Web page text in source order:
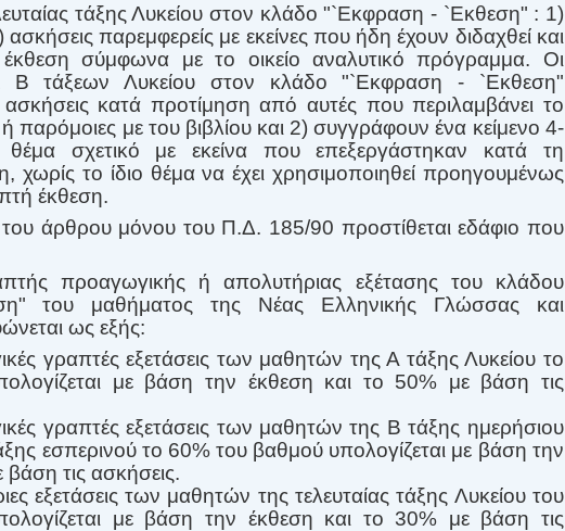
τάξης Λυκείου στον κλάδο "`Εκφραση - `Εκθεση" : 1)
παρεμφερείς με εκείνες που ήδη έχουν διδαχθεί και
σύμφωνα με το οικείο αναλυτικό πρόγραμμα. Οι
Β τάξεων Λυκείου στον κλάδο "`Εκφραση - `Εκθεση"
κατά προτίμηση από αυτές που περιλαμβάνει το
ή παρόμοιες με του βιβλίου και 2) συγγράφουν ένα κείμενο 4-
σχετικό με εκείνα που επεξεργάστηκαν κατά τη
χωρίς το ίδιο θέμα να έχει χρησιμοποιηθεί προηγουμένως
έκθεση.
άρθρου μόνου του Π.Δ. 185/90 προστίθεται εδάφιο που
προαγωγικής ή απολυτήριας εξέτασης του κλάδου
του μαθήματος της Νέας Ελληνικής Γλώσσας και
ως εξής:
γραπτές εξετάσεις των μαθητών της Α τάξης Λυκείου το
με βάση την έκθεση και το 50% με βάση τις
γραπτές εξετάσεις των μαθητών της Β τάξης ημερήσιου
εσπερινού το 60% του βαθμού υπολογίζεται με βάση την
τις ασκήσεις.
εξετάσεις των μαθητών της τελευταίας τάξης Λυκείου του
με βάση την έκθεση και το 30% με βάση τις